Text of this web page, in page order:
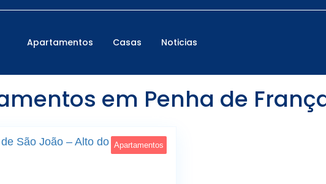
Apartamentos Casas Noticias
em Penha de
Apartamentos
São João – Alto do Varejão,